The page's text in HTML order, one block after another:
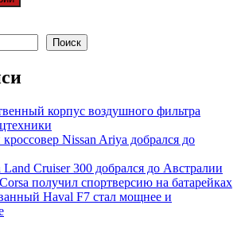
Поиск
корпус воздушного фильтра
Nissan Ariya добрался до
Cruiser 300 добрался до Австралии
получил спортверсию на батарейках
Haval F7 стал мощнее и